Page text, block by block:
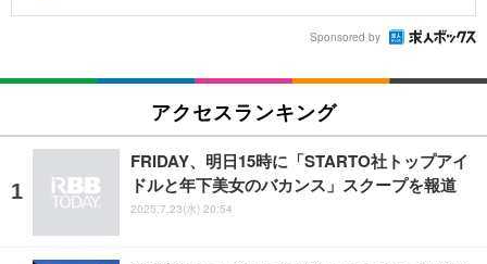
Sponsored by
アクセスランキング
FRIDAY、明日15時に「STARTO社トップアイ
ドルと年下美女のバカンス」スクープを報道
2025.7.23(水) 20:54